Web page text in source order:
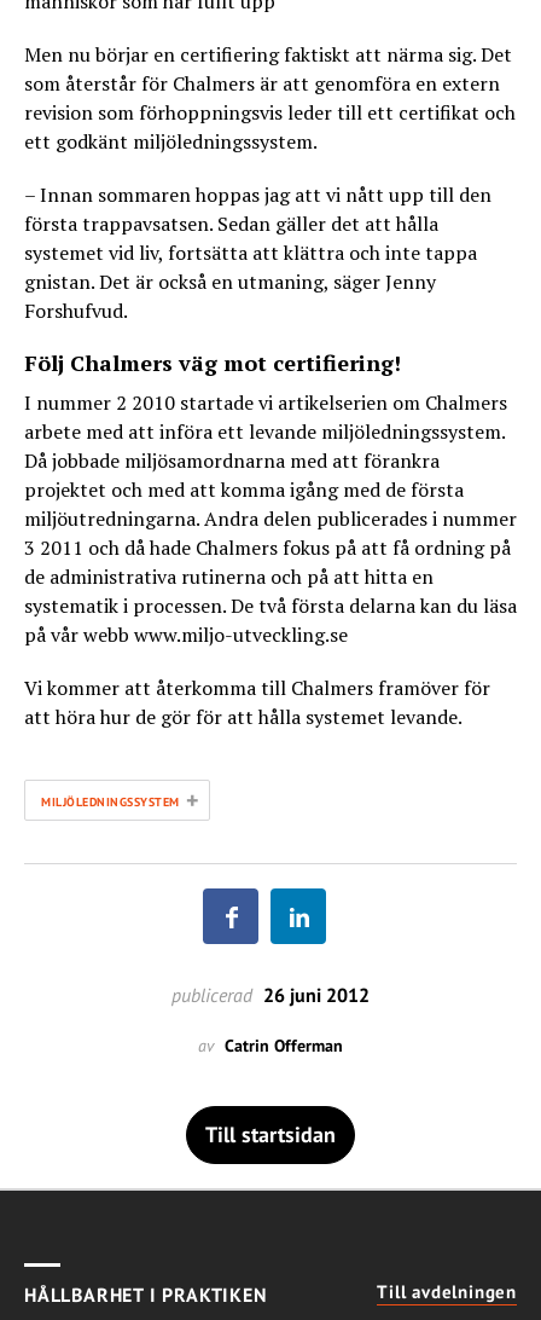
Men nu börjar en certifiering faktiskt att närma sig. Det
som återstår för Chalmers är att genomföra en extern
revision som förhoppningsvis leder till ett certifikat och
ett godkänt miljöledningssystem.
– Innan sommaren hoppas jag att vi nått upp till den
första trappavsatsen. Sedan gäller det att hålla
systemet vid liv, fortsätta att klättra och inte tappa
gnistan. Det är också en utmaning, säger Jenny
Forshufvud.
Följ Chalmers väg mot certifiering!
I nummer 2 2010 startade vi artikelserien om Chalmers
arbete med att införa ett levande miljöledningssystem.
Då jobbade miljösamordnarna med att förankra
projektet och med att komma igång med de första
miljöutredningarna. Andra delen publicerades i nummer
3 2011 och då hade Chalmers fokus på att få ordning på
de administrativa rutinerna och på att hitta en
systematik i processen. De två första delarna kan du läsa
på vår webb www.miljo-utveckling.se
Vi kommer att återkomma till Chalmers framöver för
att höra hur de gör för att hålla systemet levande.
MILJÖLEDNINGSSYSTEM +
publicerad 26 juni 2012
av Catrin Offerman
Till startsidan
HÅLLBARHET I PRAKTIKEN Till avdelningen